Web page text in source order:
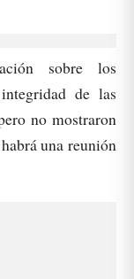
sobre los
de las
no mostraron
una reunión